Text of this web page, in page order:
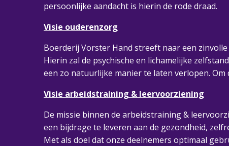
persoonlijke aandacht is hierin de rode draad.
Visie ouderenzorg
Boerderij Vorster Hand streeft naar een
Hierin zal de psychische en lichamelijke
een zo natuurlijke manier te laten verlopen.
Visie arbeidstraining & leervoorziening
De missie binnen de arbeidstraining &
een bijdrage te leveren aan de gezondheid,
Met als doel dat onze deelnemers optimaal